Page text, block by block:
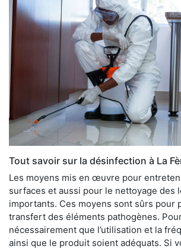
Tout savoir sur la désinfection à La
Les moyens mis en œuvre pour
surfaces et aussi pour le nettoyage des
importants. Ces moyens sont sûrs pour
transfert des éléments pathogènes.
nécessairement que l’utilisation et la
ainsi que le produit soient adéquats. Si